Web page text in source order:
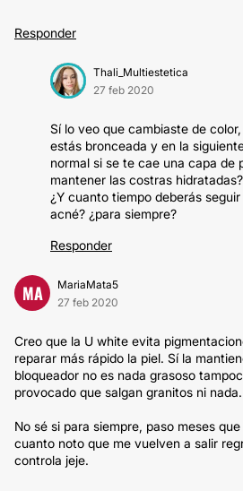
Responder
Thali_Multiestetica
27 feb 2020
Sí lo veo que cambiaste de
estás bronceada y en la
normal si se te cae una capa de
mantener las costras hidratadas?
¿Y cuanto tiempo deberás
acné? ¿para siempre?
Responder
MA
MariaMata5
27 feb 2020
Creo que la U white evita
reparar más rápido la piel. Sí la
bloqueador no es nada grasoso
provocado que salgan granitos ni nada.
No sé si para siempre, paso meses
cuanto noto que me vuelven a salir
controla jeje.